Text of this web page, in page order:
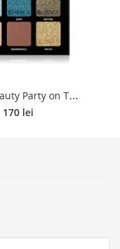
S
igma Beauty Party on The Go paleta farduri de ochi culoare Beachy 9 g
170 lei